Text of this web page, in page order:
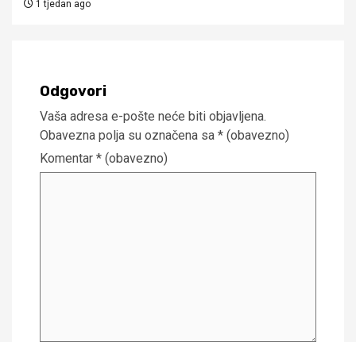
1 tjedan ago
Odgovori
Vaša adresa e-pošte neće biti objavljena.
Obavezna polja su označena sa * (obavezno)
Komentar * (obavezno)